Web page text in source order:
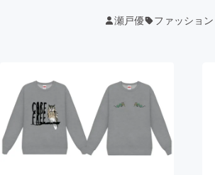
注目の新着プロ
ジェクト
ロジェクト
アート・写真
テクノロジー・ガジェット
映像・映画
瀬戸優 ファッション